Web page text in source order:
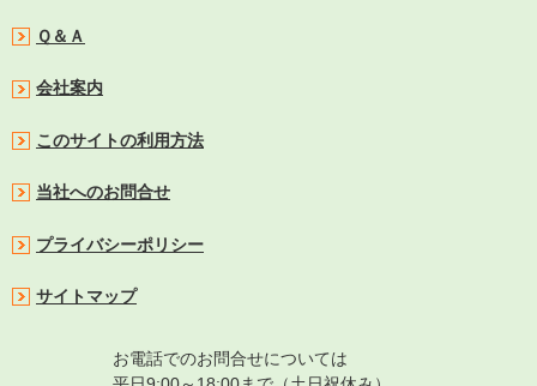
Ｑ＆Ａ
会社案内
このサイトの利用方法
当社へのお問合せ
プライバシーポリシー
サイトマップ
お電話でのお問合せについては